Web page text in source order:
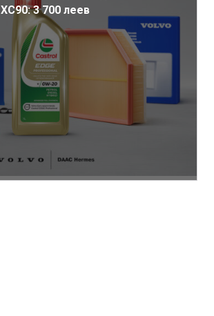
XC90: 3 700 леев